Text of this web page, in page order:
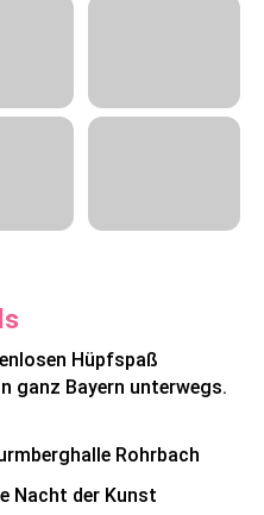
Hüpfspaß
ganz Bayern unterwegs.
Rohrbach
Nacht der Kunst